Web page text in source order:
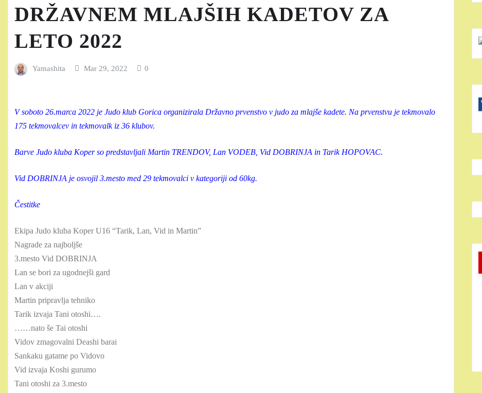
DRŽAVNEM MLAJŠIH KADETOV ZA
LETO 2022
Yamashita Mar 29, 2022 0
V soboto 26.marca 2022 je Judo klub Gorica organizirala Državno prvenstvo v judo za mlajše kadete. Na prvenstvu je tekmovalo
175 tekmovalcev in tekmovalk iz 36 klubov.
Barve Judo kluba Koper so predstavljali Martin TRENDOV, Lan VODEB, Vid DOBRINJA in Tarik HOPOVAC.
Vid DOBRINJA je osvojil 3.mesto med 29 tekmovalci v kategoriji od 60kg.
Čestitke
Ekipa Judo kluba Koper U16 “Tarik, Lan, Vid in Martin”
Nagrade za najboljše
3.mesto Vid DOBRINJA
Lan se bori za ugodnejši gard
Lan v akciji
Martin pripravlja tehniko
Tarik izvaja Tani otoshi….
……nato še Tai otoshi
Vidov zmagovalni Deashi barai
Sankaku gatame po Vidovo
Vid izvaja Koshi gurumo
Tani otoshi za 3.mesto